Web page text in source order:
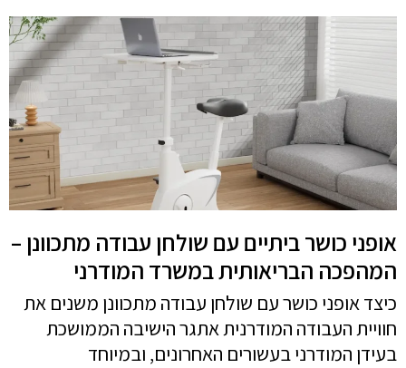
אופני כושר ביתיים עם שולחן עבודה מתכוונן –
המהפכה הבריאותית במשרד המודרני
כיצד אופני כושר עם שולחן עבודה מתכוונן משנים את
חוויית העבודה המודרנית אתגר הישיבה הממושכת
בעידן המודרני בעשורים האחרונים, ובמיוחד